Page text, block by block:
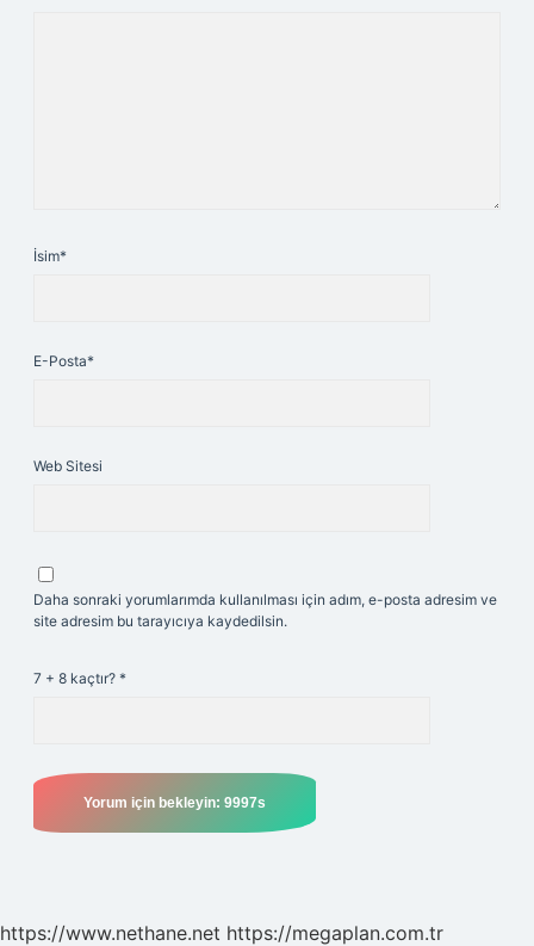
İsim*
E-Posta*
Web Sitesi
Daha sonraki yorumlarımda kullanılması için adım, e-posta adresim ve
site adresim bu tarayıcıya kaydedilsin.
7 + 8 kaçtır? *
https://www.nethane.net https://megaplan.com.tr